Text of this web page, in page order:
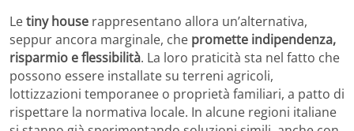
Letiny house rappresentano allora un’alternativa,
seppur ancora marginale, che promette indipendenza,
risparmio e flessibilità. La loro praticità sta nel fatto che
possono essere installate su terreni agricoli,
lottizzazioni temporanee o proprietà familiari, a patto di
rispettare la normativa locale. In alcune regioni italiane